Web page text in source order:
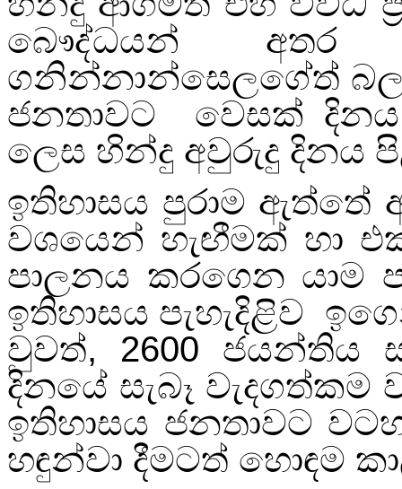
බෞද්ධයන් අතර
ගනින්නාන්සෙලගේත්
ජනතාවට වෙසක්
ලෙස හින්දු අවුරුදු දිනය
ඉතිහාසය පුරාම ඇත්තේ
වශයෙන් හැඟීමක් හා
පාලනය කරගෙන
ඉතිහාසය පැහැදිළිව
වුවත්, 2600 ජයන්තිය
දිනයේ සැබෑ වැදගත්කම
ඉතිහාසය ජනතාවට
හඳුන්වා දීමටත් හොඳම